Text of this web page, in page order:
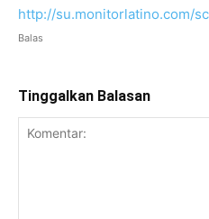
http://su.monitorlatino.com/
Balas
Tinggalkan Balasan